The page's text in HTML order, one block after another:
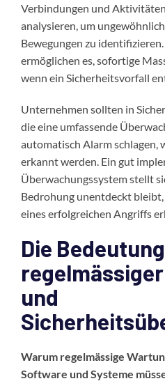
Verbindungen und
analysieren, um
Bewegungen zu
ermöglichen es, sofortige
wenn ein Sicherheitsvorfall
Unternehmen sollten in
die eine umfassende
automatisch Alarm schlagen,
erkannt werden. Ein gut
Überwachungssystem stellt
Bedrohung unentdeckt
eines erfolgreichen Angriffs
Die
und
Warum regelmässige
Software und Systeme